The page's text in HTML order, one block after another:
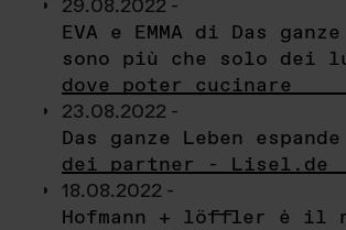
29.08.2022 -
EVA e EMMA di Das
sono più che solo dei
dove poter cucinare
23.08.2022 -
Das ganze Leben
dei partner - Lisel.de
18.08.2022 -
Hofmann + löffler è il